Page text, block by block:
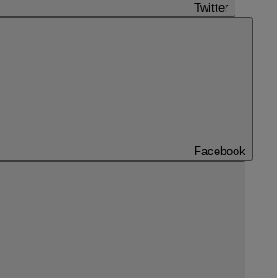
Twitter
Facebook